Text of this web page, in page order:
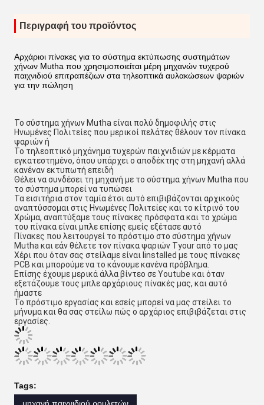
Περιγραφή του προϊόντος
Αρχάριοι πίνακες για το σύστημα εκτύπωσης συστημάτων
χήνων Mutha που χρησιμοποιείται μέρη μηχανών τυχερού
παιχνιδιού επιτραπέζιων στα τηλεοπτικά αυλακώσεων ψαριών
για την πώληση
Το σύστημα χήνων Mutha είναι πολύ δημοφιλής στις
Ηνωμένες Πολιτείες που μερικοί πελάτες θέλουν τον πίνακα
ψαριών ή
Το τηλεοπτικό μηχάνημα τυχερών παιχνιδιών με κέρματα
εγκατεστημένο, όπου υπάρχει ο αποδέκτης στη μηχανή αλλά
κανέναν εκτυπωτή επειδή
Θέλει να συνδέσει τη μηχανή με το σύστημα χήνων Mutha που
το σύστημα μπορεί να τυπώσει
Τα εισιτήρια στον ταμία έτσι αυτό επιβιβάζονται αρχικούς
αναπτύσσομαι στις Ηνωμένες Πολιτείες και το κίτρινό του
Χρώμα, αναπτύξαμε τους πίνακες πρόσφατα και το χρώμα
του πίνακα είναι μπλε επίσης εμείς εξέτασε αυτό
Πίνακες που λειτουργεί το πρόστιμο στο σύστημα χήνων
Mutha και εάν θέλετε τον πίνακα ψαριών Tyour από το μας
Χέρι που όταν σας στείλαμε είναι Iinstalled με τους πίνακες
PCB και μπορούμε να το κάνουμε κανένα πρόβλημα.
Επίσης έχουμε μερικά άλλα βίντεο σε Youtube και όταν
εξετάζουμε τους μπλε αρχάριους πίνακές μας, και αυτό
ήμαστε
Το πρόστιμο εργασίας και εσείς μπορεί να μας στείλει το
μήνυμα και θα σας στείλω πώς ο αρχάριος επιβιβάζεται στις
εργασίες.
μηχανή παιχνιδιού ρουλετών